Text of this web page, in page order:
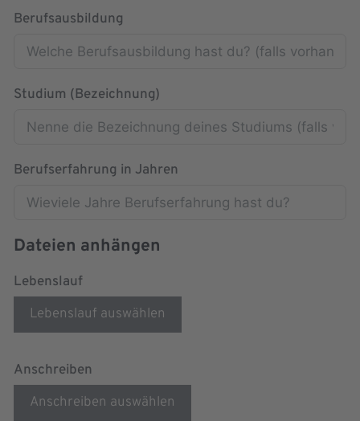
Berufsausbildung
Studium (Bezeichnung)
Berufserfahrung in Jahren
Dateien anhängen
Lebenslauf
Lebenslauf auswählen
Anschreiben
Anschreiben auswählen